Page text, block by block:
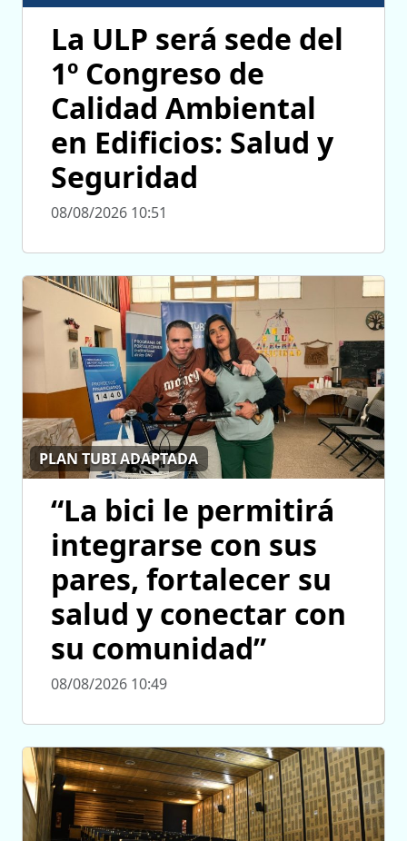
La ULP será sede del
1º Congreso de
Calidad Ambiental
en Edificios: Salud y
Seguridad
08/08/2026 10:51
PLAN TUBI ADAPTADA
“La bici le permitirá
integrarse con sus
pares, fortalecer su
salud y conectar con
su comunidad”
08/08/2026 10:49